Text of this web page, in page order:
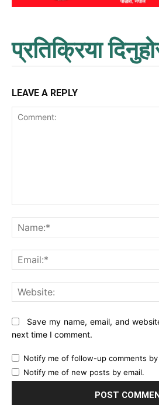
प्रतिक्रिया
LEAVE A REPLY
Save my name, email, and
next time I comment.
Notify me of follow-up comments by
Notify me of new posts by email.